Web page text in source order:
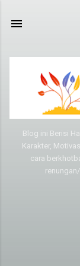
Blog ini Berisi
Karakter,
cara